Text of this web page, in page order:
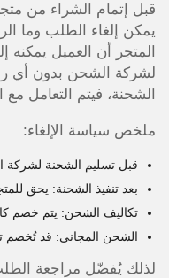
قبل إتمام الشراء من
يمكن إلغاء الطلب وما
المتجر أن العميل
لشركة الشحن بدون أي
الشحنة، فيتم التعامل
ملخص سياسة الإلغاء:
قبل تسليم الشحنة
بعد تنفيذ الشحنة: يحق
تكاليف الشحن: يتم خصم
الشحن المجاني: قد تُخصم
لذلك يُفضّل مراجعة